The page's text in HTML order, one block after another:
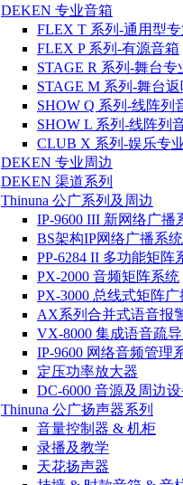
DEKEN 专业音箱
FLEX T 系列-通用型
FLEX P 系列-有源音箱
STAGE R 系列-舞台专
STAGE M 系列-舞台
SHOW Q 系列-线阵列
SHOW L 系列-线阵列
CLUB X 系列-娱乐专
DEKEN 专业周边
DEKEN 渠道系列
Thinuna 公广系列及周边
IP-9600 III 新网络广播
BS架构IP网络广播系统
PP-6284 II 多功能矩阵
PX-2000 音频矩阵系统
PX-3000 总线式矩阵
AX系列合并式语音报
VX-8000 集成语音疏
IP-9600 网络音频管理
定压功率放大器
DC-6000 音源及周边
Thinuna 公广扬声器系列
音量控制器 & 机柜
录播及教学
天花扬声器